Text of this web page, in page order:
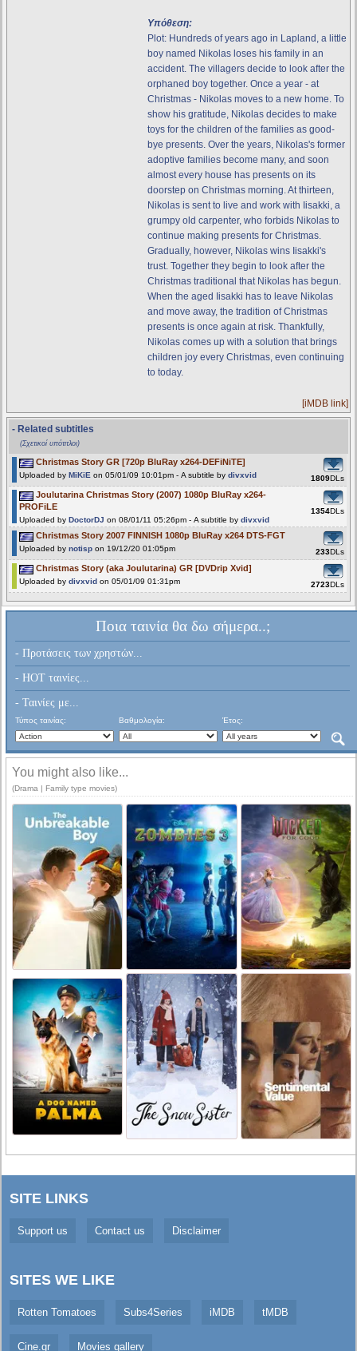
Υπόθεση:
Plot: Hundreds of years ago in Lapland, a little
boy named Nikolas loses his family in an
accident. The villagers decide to look after the
orphaned boy together. Once a year - at
Christmas - Nikolas moves to a new home. To
show his gratitude, Nikolas decides to make
toys for the children of the families as good-
bye presents. Over the years, Nikolas's former
adoptive families become many, and soon
almost every house has presents on its
doorstep on Christmas morning. At thirteen,
Nikolas is sent to live and work with Iisakki, a
grumpy old carpenter, who forbids Nikolas to
continue making presents for Christmas.
Gradually, however, Nikolas wins Iisakki's
trust. Together they begin to look after the
Christmas traditional that Nikolas has begun.
When the aged Iisakki has to leave Nikolas
and move away, the tradition of Christmas
presents is once again at risk. Thankfully,
Nikolas comes up with a solution that brings
children joy every Christmas, even continuing
to today.
[iMDB link]
- Related subtitles
(Σχετικοί υπότιτλοι)
Christmas Story GR [720p BluRay x264-DEFiNiTE]
Uploaded by MiKiE on 05/01/09 10:01pm - A subtitle by divxvid 1809DLs
Joulutarina Christmas Story (2007) 1080p BluRay x264-
PROFiLE
Uploaded by DoctorDJ on 08/01/11 05:26pm - A subtitle by divxvid
1354DLs
Christmas Story 2007 FINNISH 1080p BluRay x264 DTS-FGT
Uploaded by notisp on 19/12/20 01:05pm 233DLs
Christmas Story (aka Joulutarina) GR [DVDrip Xvid]
Uploaded by divxvid on 05/01/09 01:31pm 2723DLs
Ποια ταινία θα δω σήμερα..;
- Προτάσεις των χρηστών...
- HOT ταινίες...
- Ταινίες με...
Τύπος ταινίας: Βαθμολογία: Έτος:
You might also like...
(Drama | Family type movies)
SITE LINKS
Support us Contact us Disclaimer
SITES WE LIKE
Rotten Tomatoes Subs4Series iMDB tMDB
Cine.gr Movies gallery